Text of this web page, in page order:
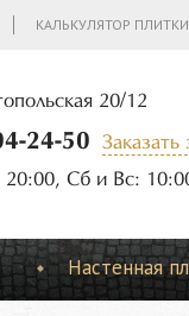
КАЛЬКУЛЯТОР ПЛИТКИ
20/12
24-50
Заказать
Сб и Вс:
Настенная